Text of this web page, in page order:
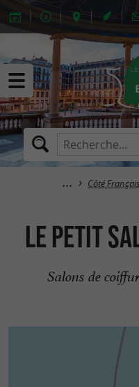
Côté Français
Le Petit
Salons de